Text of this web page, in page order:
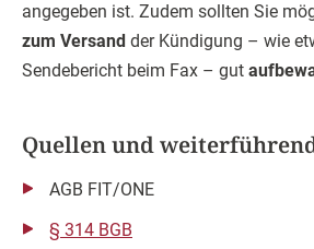
angegeben ist. Zudem sollten Sie
zum Versand der Kündigung – wie
Sendebericht beim Fax – gut
Quellen und
AGB FIT/ONE
§ 314 BGB